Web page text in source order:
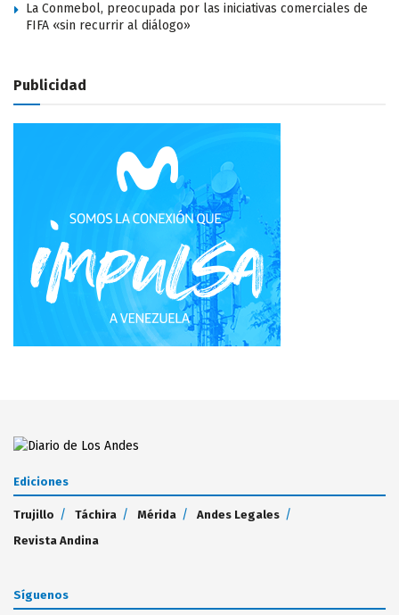
La Conmebol, preocupada por las iniciativas comerciales de
FIFA «sin recurrir al diálogo»
Publicidad
Ediciones
Trujillo Táchira Mérida
Andes Legales
Revista Andina
Síguenos